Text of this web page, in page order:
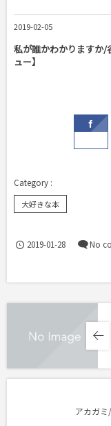
2019-02-05
私が誰かわかりますか/
ュー】
大好きな本
2019-01-28 No
アカガミ